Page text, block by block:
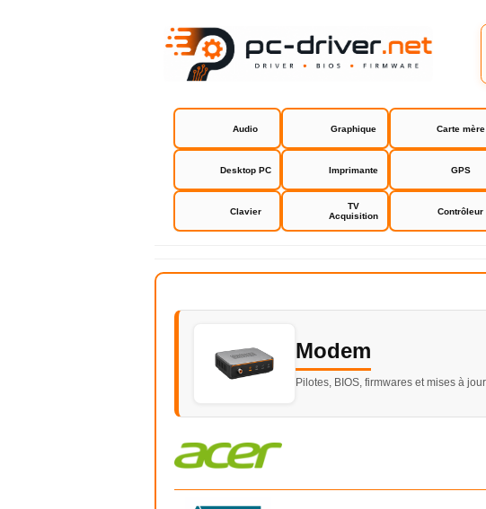
Audio Graphique Carte mère
Desktop PC Imprimante GPS
Clavier
TV
Acquisition
Contrôleur
Modem